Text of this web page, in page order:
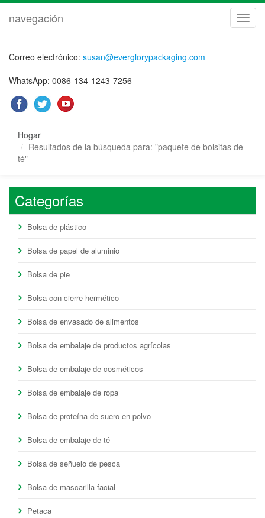
navegación
Correo electrónico: susan@everglorypackaging.com
WhatsApp: 0086-134-1243-7256
Hogar
Resultados de la búsqueda para: "paquete de bolsitas de
té"
Categorías
Bolsa de plástico
Bolsa de papel de aluminio
Bolsa de pie
Bolsa con cierre hermético
Bolsa de envasado de alimentos
Bolsa de embalaje de productos agrícolas
Bolsa de embalaje de cosméticos
Bolsa de embalaje de ropa
Bolsa de proteína de suero en polvo
Bolsa de embalaje de té
Bolsa de señuelo de pesca
Bolsa de mascarilla facial
Petaca